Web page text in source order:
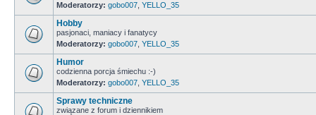
Moderatorzy: gobo007 YELLO_35
Hobby
pasjonaci, maniacy i fanatycy
Moderatorzy: gobo007 YELLO_35
Humor
codzienna porcja śmiechu :-)
Moderatorzy: gobo007 YELLO_35
Sprawy techniczne
związane z forum i dziennikiem